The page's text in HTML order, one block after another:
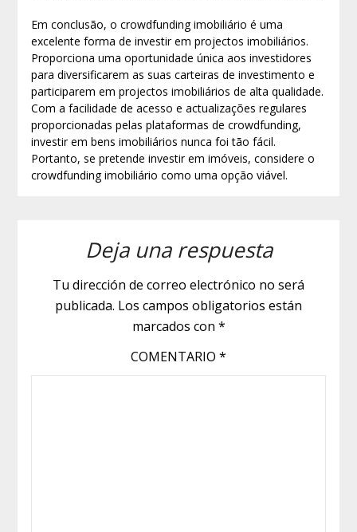
Em conclusão, o crowdfunding imobiliário é uma
excelente forma de investir em projectos imobiliários.
Proporciona uma oportunidade única aos investidores
para diversificarem as suas carteiras de investimento e
participarem em projectos imobiliários de alta qualidade.
Com a facilidade de acesso e actualizações regulares
proporcionadas pelas plataformas de crowdfunding,
investir em bens imobiliários nunca foi tão fácil.
Portanto, se pretende investir em imóveis, considere o
crowdfunding imobiliário como uma opção viável.
Deja una respuesta
Tu dirección de correo electrónico no será
publicada. Los campos obligatorios están
marcados con *
COMENTARIO *